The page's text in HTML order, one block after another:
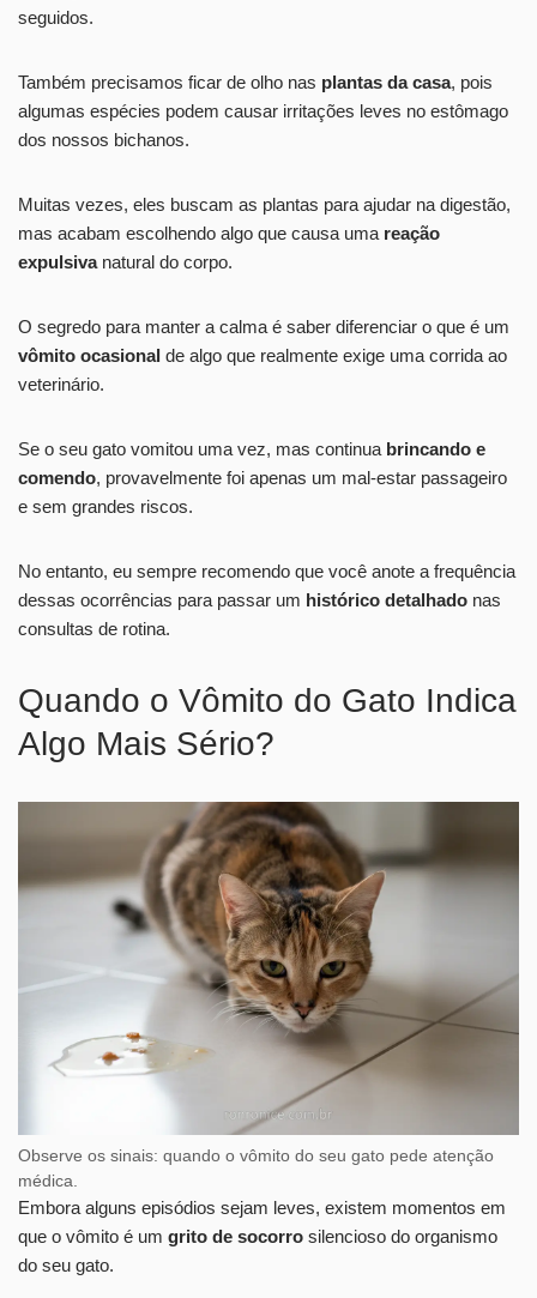
seguidos.
Também precisamos ficar de olho nas plantas da casa, pois
algumas espécies podem causar irritações leves no estômago
dos nossos bichanos.
Muitas vezes, eles buscam as plantas para ajudar na digestão,
mas acabam escolhendo algo que causa uma reação
expulsivanatural do corpo.
O segredo para manter a calma é saber diferenciar o que é um
vômito ocasional de algo que realmente exige uma corrida ao
veterinário.
Se o seu gato vomitou uma vez, mas continua brincando e
comendo, provavelmente foi apenas um mal-estar passageiro
e sem grandes riscos.
No entanto, eu sempre recomendo que você anote a frequência
dessas ocorrências para passar um histórico detalhado nas
consultas de rotina.
Quando o Vômito do Gato Indica
Algo Mais Sério?
Observe os sinais: quando o vômito do seu gato pede atenção
médica.
Embora alguns episódios sejam leves, existem momentos em
que o vômito é um grito de socorro silencioso do organismo
do seu gato.